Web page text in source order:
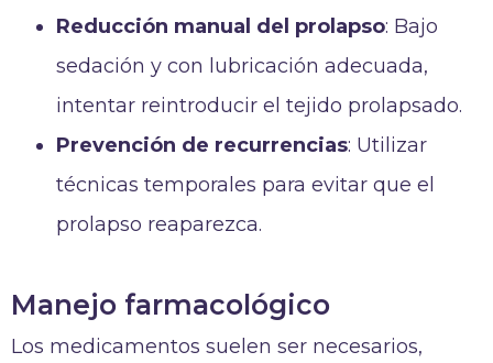
Reducción manual del prolapso: Bajo
sedación y con lubricación adecuada,
intentar reintroducir el tejido prolapsado.
Prevención de recurrencias: Utilizar
técnicas temporales para evitar que el
prolapso reaparezca.
Manejo farmacológico
Los medicamentos suelen ser necesarios,